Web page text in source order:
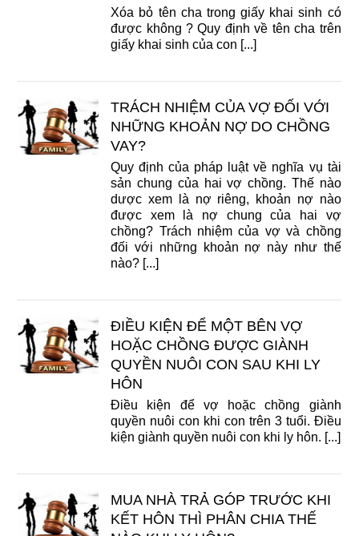
Xóa bỏ tên cha trong giấy khai sinh có
được không ? Quy định về tên cha trên
giấy khai sinh của con [...]
TRÁCH NHIỆM CỦA VỢ ĐỐI VỚI
NHỮNG KHOẢN NỢ DO CHỒNG
VAY?
Quy định của pháp luật về nghĩa vụ tài
sản chung của hai vợ chồng. Thế nào
dược xem là nợ riêng, khoản nợ nào
được xem là nợ chung của hai vợ
chồng? Trách nhiệm của vợ và chồng
đối với những khoản nợ này như thế
nào? [...]
ĐIỀU KIỆN ĐỂ MỘT BÊN VỢ
HOẶC CHỒNG ĐƯỢC GIÀNH
QUYỀN NUÔI CON SAU KHI LY
HÔN
Điều kiện để vợ hoặc chồng giành
quyền nuôi con khi con trên 3 tuổi. Điều
kiện giành quyền nuôi con khi ly hôn. [...]
MUA NHÀ TRẢ GÓP TRƯỚC KHI
KẾT HÔN THÌ PHÂN CHIA THẾ